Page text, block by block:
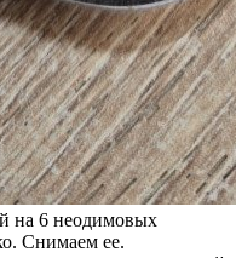
на 6 неодимовых
Снимаем ее.